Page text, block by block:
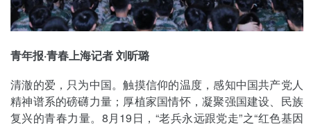
青年报·青春上海记者 刘昕璐
清澈的爱，只为中国。触摸信仰的温度，感知中国共产党人
精神谱系的磅礴力量；厚植家国情怀，凝聚强国建设、民族
复兴的青春力量。8月19日，“老兵永远跟党走”之“红色基因